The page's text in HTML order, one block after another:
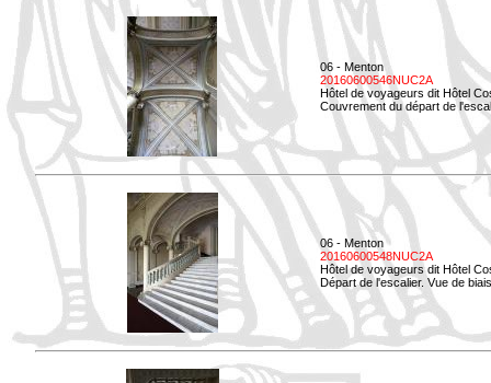
06 - Menton
20160600546NUC2A
Hôtel de voyageurs dit Hôtel
Couvrement du départ de
06 - Menton
20160600548NUC2A
Hôtel de voyageurs dit Hôtel
Départ de l'escalier. Vue de